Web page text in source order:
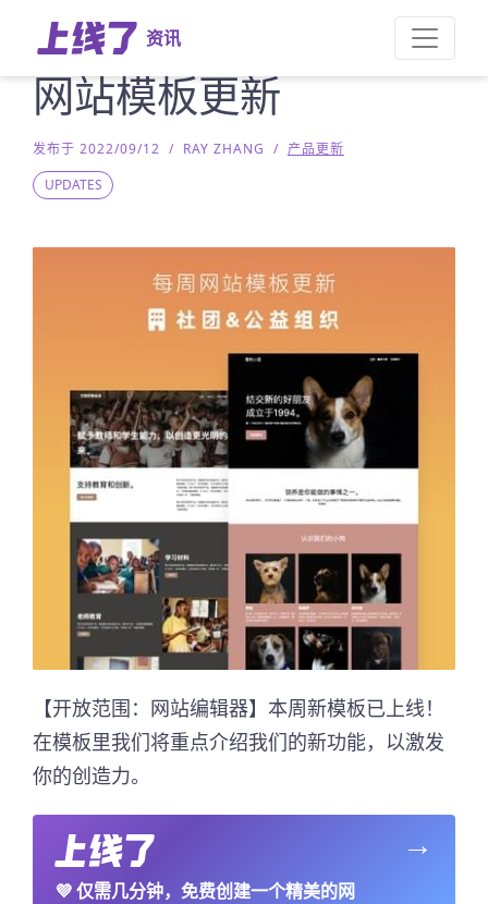
资讯
网站模板更新
发布于 2022/09/12 / RAY ZHANG / 产品更新
UPDATES
【开放范围：网站编辑器】本周新模板已上线！
在模板里我们将重点介绍我们的新功能，以激发
你的创造力。
💜仅需几分钟，免费创建一个精美的网
→